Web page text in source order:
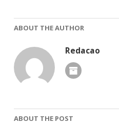
ABOUT THE AUTHOR
Redacao
ABOUT THE POST